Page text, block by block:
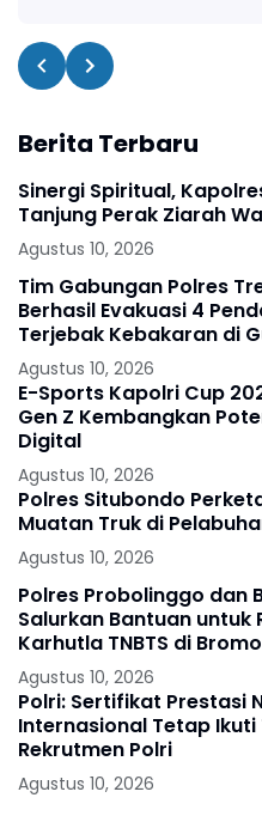
Berita Terbaru
Sinergi Spiritual,
Tanjung Perak Ziarah
Agustus 10, 2026
Tim Gabungan Polres
Berhasil Evakuasi 4
Terjebak Kebakaran di
Agustus 10, 2026
E-Sports Kapolri Cup
Gen Z Kembangkan
Digital
Agustus 10, 2026
Polres Situbondo
Muatan Truk di
Agustus 10, 2026
Polres Probolinggo dan
Salurkan Bantuan untuk
Karhutla TNBTS di Bromo
Agustus 10, 2026
Polri: Sertifikat Prestasi
Internasional Tetap Ikuti
Rekrutmen Polri
Agustus 10, 2026